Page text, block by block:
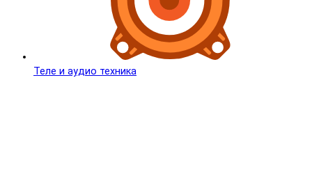
Теле и аудио техника